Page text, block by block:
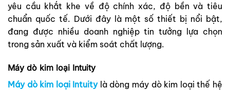
yêu cầu khắt khe về độ chính xác, độ bền và tiêu
chuẩn quốc tế. Dưới đây là một số thiết bị nổi bật,
đang được nhiều doanh nghiệp tin tưởng lựa chọn
trong sản xuất và kiểm soát chất lượng.
Máy dò kim loại Intuity
Máy dò kim loại Intuitylà dòng máy dò kim loại thế hệ